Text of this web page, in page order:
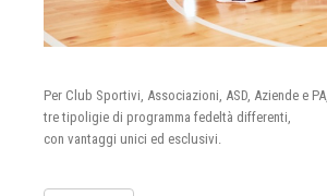
Per Club Sportivi, Associazioni, ASD, Aziende e PA,
tre tipoligie di programma fedeltà differenti,
con vantaggi unici ed esclusivi.